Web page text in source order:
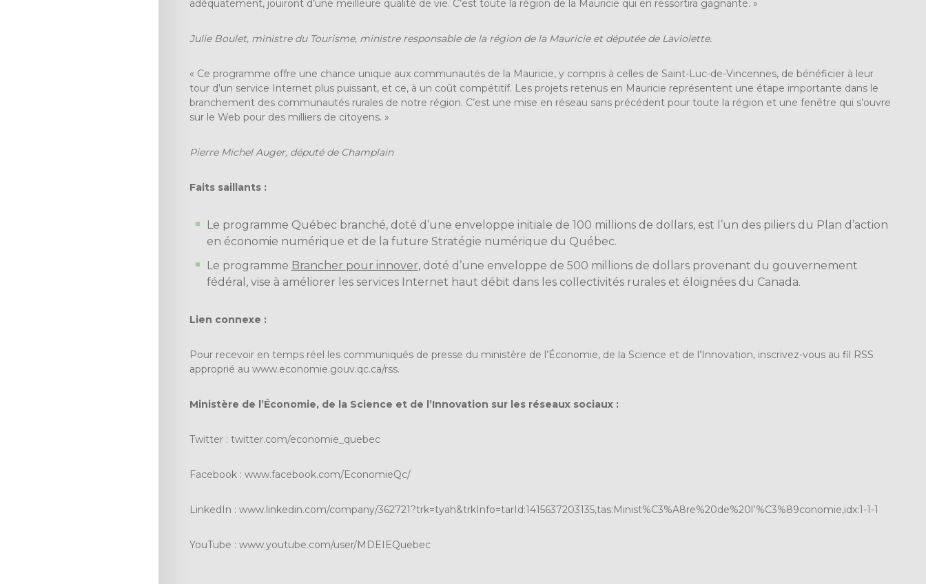
adéquatement, jouiront d’une meilleure qualité de vie. C’est toute la région de la Mauricie qui en ressortira gagnante. »
Julie Boulet, ministre du Tourisme, ministre responsable de la région de la Mauricie et députée de Laviolette.
« Ce programme offre une chance unique aux communautés de la Mauricie, y compris à celles de Saint-Luc-de-Vincennes, de bénéficier à leur
tour d’un service Internet plus puissant, et ce, à un coût compétitif. Les projets retenus en Mauricie représentent une étape importante dans le
branchement des communautés rurales de notre région. C’est une mise en réseau sans précédent pour toute la région et une fenêtre qui s’ouvre
sur le Web pour des milliers de citoyens. »
Pierre Michel Auger, député de Champlain
Faits saillants :
Le programme Québec branché, doté d’une enveloppe initiale de 100 millions de dollars, est l’un des piliers du Plan d’action
en économie numérique et de la future Stratégie numérique du Québec.
Le programme Brancher pour innover, doté d’une enveloppe de 500 millions de dollars provenant du gouvernement
fédéral, vise à améliorer les services Internet haut débit dans les collectivités rurales et éloignées du Canada.
Lien connexe :
Pour recevoir en temps réel les communiqués de presse du ministère de l’Économie, de la Science et de l’Innovation, inscrivez-vous au fil RSS
approprié au www.economie.gouv.qc.ca/rss.
Ministère de l’Économie, de la Science et de l’Innovation sur les réseaux sociaux :
Twitter : twitter.com/economie_quebec
Facebook : www.facebook.com/EconomieQc/
LinkedIn : www.linkedin.com/company/362721?trk=tyah&trkInfo=tarId:1415637203135,tas:Minist%C3%A8re%20de%20l’%C3%89conomie,idx:1-1-1
YouTube : www.youtube.com/user/MDEIEQuebec